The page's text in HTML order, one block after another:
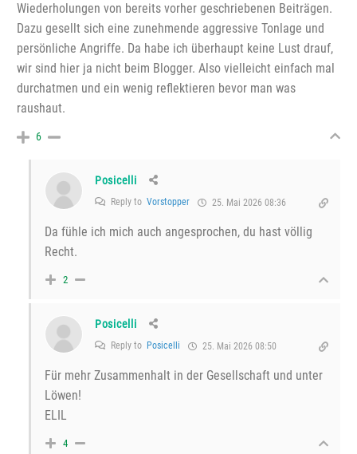
Wiederholungen von bereits vorher geschriebenen Beiträgen.
Dazu gesellt sich eine zunehmende aggressive Tonlage und
persönliche Angriffe. Da habe ich überhaupt keine Lust drauf,
wir sind hier ja nicht beim Blogger. Also vielleicht einfach mal
durchatmen und ein wenig reflektieren bevor man was
raushaut.
6
Posicelli
Reply to Vorstopper 25. Mai 2026 08:36
Da fühle ich mich auch angesprochen, du hast völlig
Recht.
2
Posicelli
Reply to Posicelli 25. Mai 2026 08:50
Für mehr Zusammenhalt in der Gesellschaft und unter
Löwen!
ELIL
4